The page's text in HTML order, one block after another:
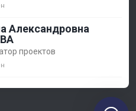
Измайлова д. 58
Александровна
проектов